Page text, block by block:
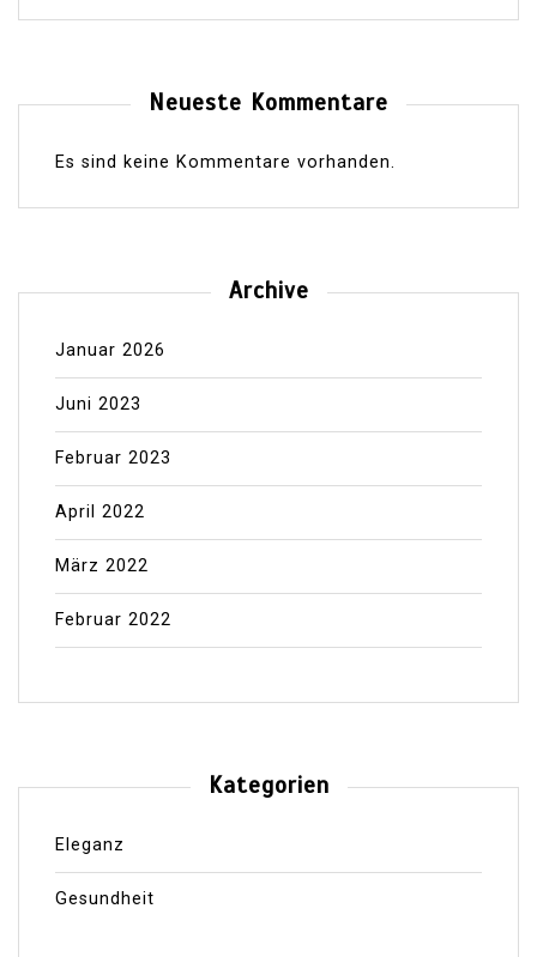
Neueste Kommentare
Es sind keine Kommentare vorhanden.
Archive
Januar 2026
Juni 2023
Februar 2023
April 2022
März 2022
Februar 2022
Kategorien
Eleganz
Gesundheit